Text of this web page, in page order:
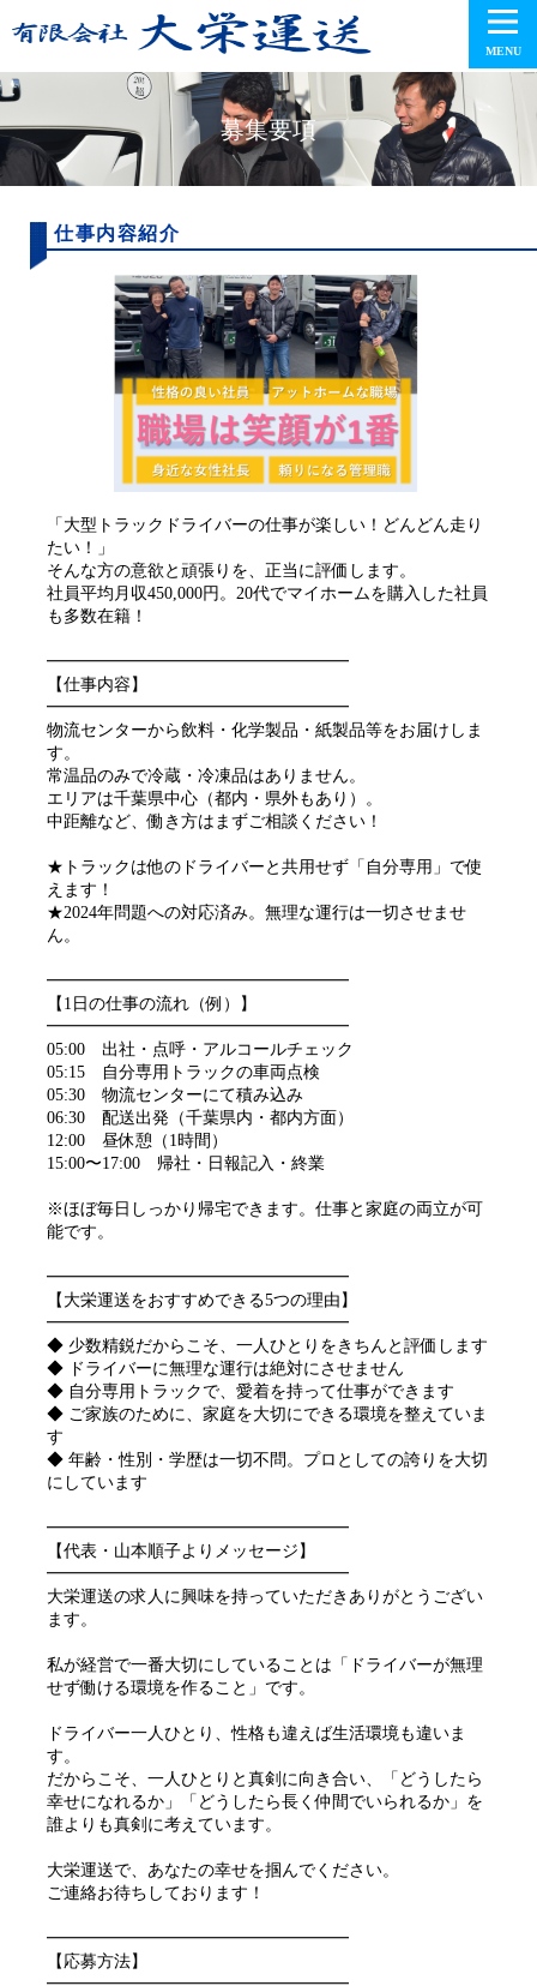
MENU
募集要項
仕事内容紹介
「大型トラックドライバーの仕事が楽しい！どんどん走り
たい！」
そんな方の意欲と頑張りを、正当に評価します。
社員平均月収450,000円。20代でマイホームを購入した社員
も多数在籍！
━━━━━━━━━━━━━━━━━━
【仕事内容】
━━━━━━━━━━━━━━━━━━
物流センターから飲料・化学製品・紙製品等をお届けしま
す。
常温品のみで冷蔵・冷凍品はありません。
エリアは千葉県中心（都内・県外もあり）。
中距離など、働き方はまずご相談ください！
★トラックは他のドライバーと共用せず「自分専用」で使
えます！
★2024年問題への対応済み。無理な運行は一切させませ
ん。
━━━━━━━━━━━━━━━━━━
【1日の仕事の流れ（例）】
━━━━━━━━━━━━━━━━━━
05:00 出社・点呼・アルコールチェック
05:15 自分専用トラックの車両点検
05:30 物流センターにて積み込み
06:30 配送出発（千葉県内・都内方面）
12:00 昼休憩（1時間）
15:00〜17:00 帰社・日報記入・終業
※ほぼ毎日しっかり帰宅できます。仕事と家庭の両立が可
能です。
━━━━━━━━━━━━━━━━━━
【大栄運送をおすすめできる5つの理由】
━━━━━━━━━━━━━━━━━━
◆ 少数精鋭だからこそ、一人ひとりをきちんと評価します
◆ ドライバーに無理な運行は絶対にさせません
◆ 自分専用トラックで、愛着を持って仕事ができます
◆ ご家族のために、家庭を大切にできる環境を整えていま
す
◆ 年齢・性別・学歴は一切不問。プロとしての誇りを大切
にしています
━━━━━━━━━━━━━━━━━━
【代表・山本順子よりメッセージ】
━━━━━━━━━━━━━━━━━━
大栄運送の求人に興味を持っていただきありがとうござい
ます。
私が経営で一番大切にしていることは「ドライバーが無理
せず働ける環境を作ること」です。
ドライバー一人ひとり、性格も違えば生活環境も違いま
す。
だからこそ、一人ひとりと真剣に向き合い、「どうしたら
幸せになれるか」「どうしたら長く仲間でいられるか」を
誰よりも真剣に考えています。
大栄運送で、あなたの幸せを掴んでください。
ご連絡お待ちしております！
━━━━━━━━━━━━━━━━━━
【応募方法】